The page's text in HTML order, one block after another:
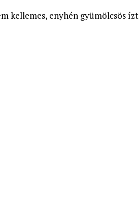
kellemes, enyhén gyümölcsös ízt